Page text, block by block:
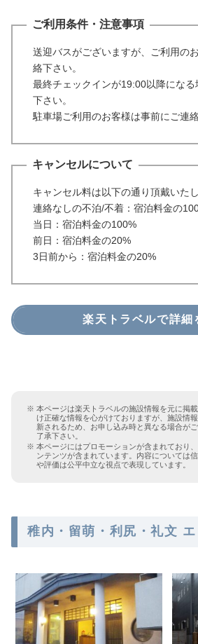
ご利用条件・注意事項
送迎バスがございますが、ご利用の
絡下さい。
最終チェックインが19:00以降にな
下さい。
駐車場ご利用のお客様は事前にご連絡
キャンセルについて
キャンセル料は以下の通り頂戴いたし
連絡なしの不泊/不着：宿泊料金の
当日：宿泊料金の100%
前日：宿泊料金の20%
3日前から：宿泊料金の20%
楽天トラベルで詳細
本ページは楽天トラベルの施設情報を元に掲
け正確な情報を心がけておりますが、施設情
新されるため、お申し込み時と異なる場合が
了承下さい。
本ページにはプロモーションが含まれており
ンテンツが含まれています。内容については
や評価は公平中立な視点で表現しています。
稚内・留萌・利尻・礼文